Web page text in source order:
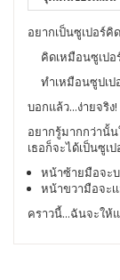
อยากเป็นซูเปอร์คิ
คิดเหมือนซูเป
ทำเหมือนซูปเป
บอกแล้ว...ง่ายจริง!
อยากรู้มากกว่านั้
เธอก็จะได้เป็นซูเ
หน้าซ้ายมือจะ
หน้าขวามือจะเ
คราวนี้...ฉันจะให้